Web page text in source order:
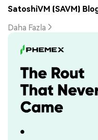
SatoshiVM (SAVM)
Daha Fazla